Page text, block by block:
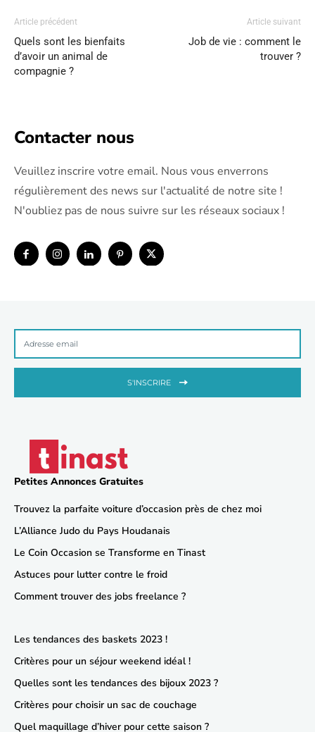
Article précédent
Quels sont les bienfaits
d’avoir un animal de
compagnie ?
Article suivant
Job de vie : comment le
trouver ?
Contacter nous
Veuillez inscrire votre email. Nous vous enverrons
régulièrement des news sur l'actualité de notre site !
N'oubliez pas de nous suivre sur les réseaux sociaux !
S'INSCRIRE
Petites Annonces Gratuites
Trouvez la parfaite voiture d’occasion près de chez moi
L’Alliance Judo du Pays Houdanais
Le Coin Occasion se Transforme en Tinast
Astuces pour lutter contre le froid
Comment trouver des jobs freelance ?
Les tendances des baskets 2023 !
Critères pour un séjour weekend idéal !
Quelles sont les tendances des bijoux 2023 ?
Critères pour choisir un sac de couchage
Quel maquillage d’hiver pour cette saison ?